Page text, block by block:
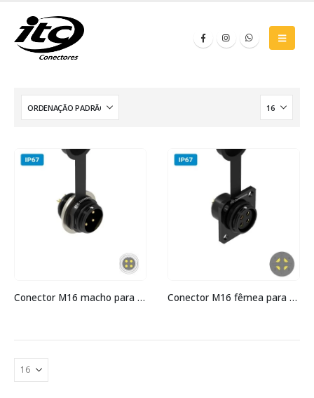
Conector M16 macho para painel redonda IP67 10 amperes Conector M16 fêmea para painel quadrada IP67 10 amperes